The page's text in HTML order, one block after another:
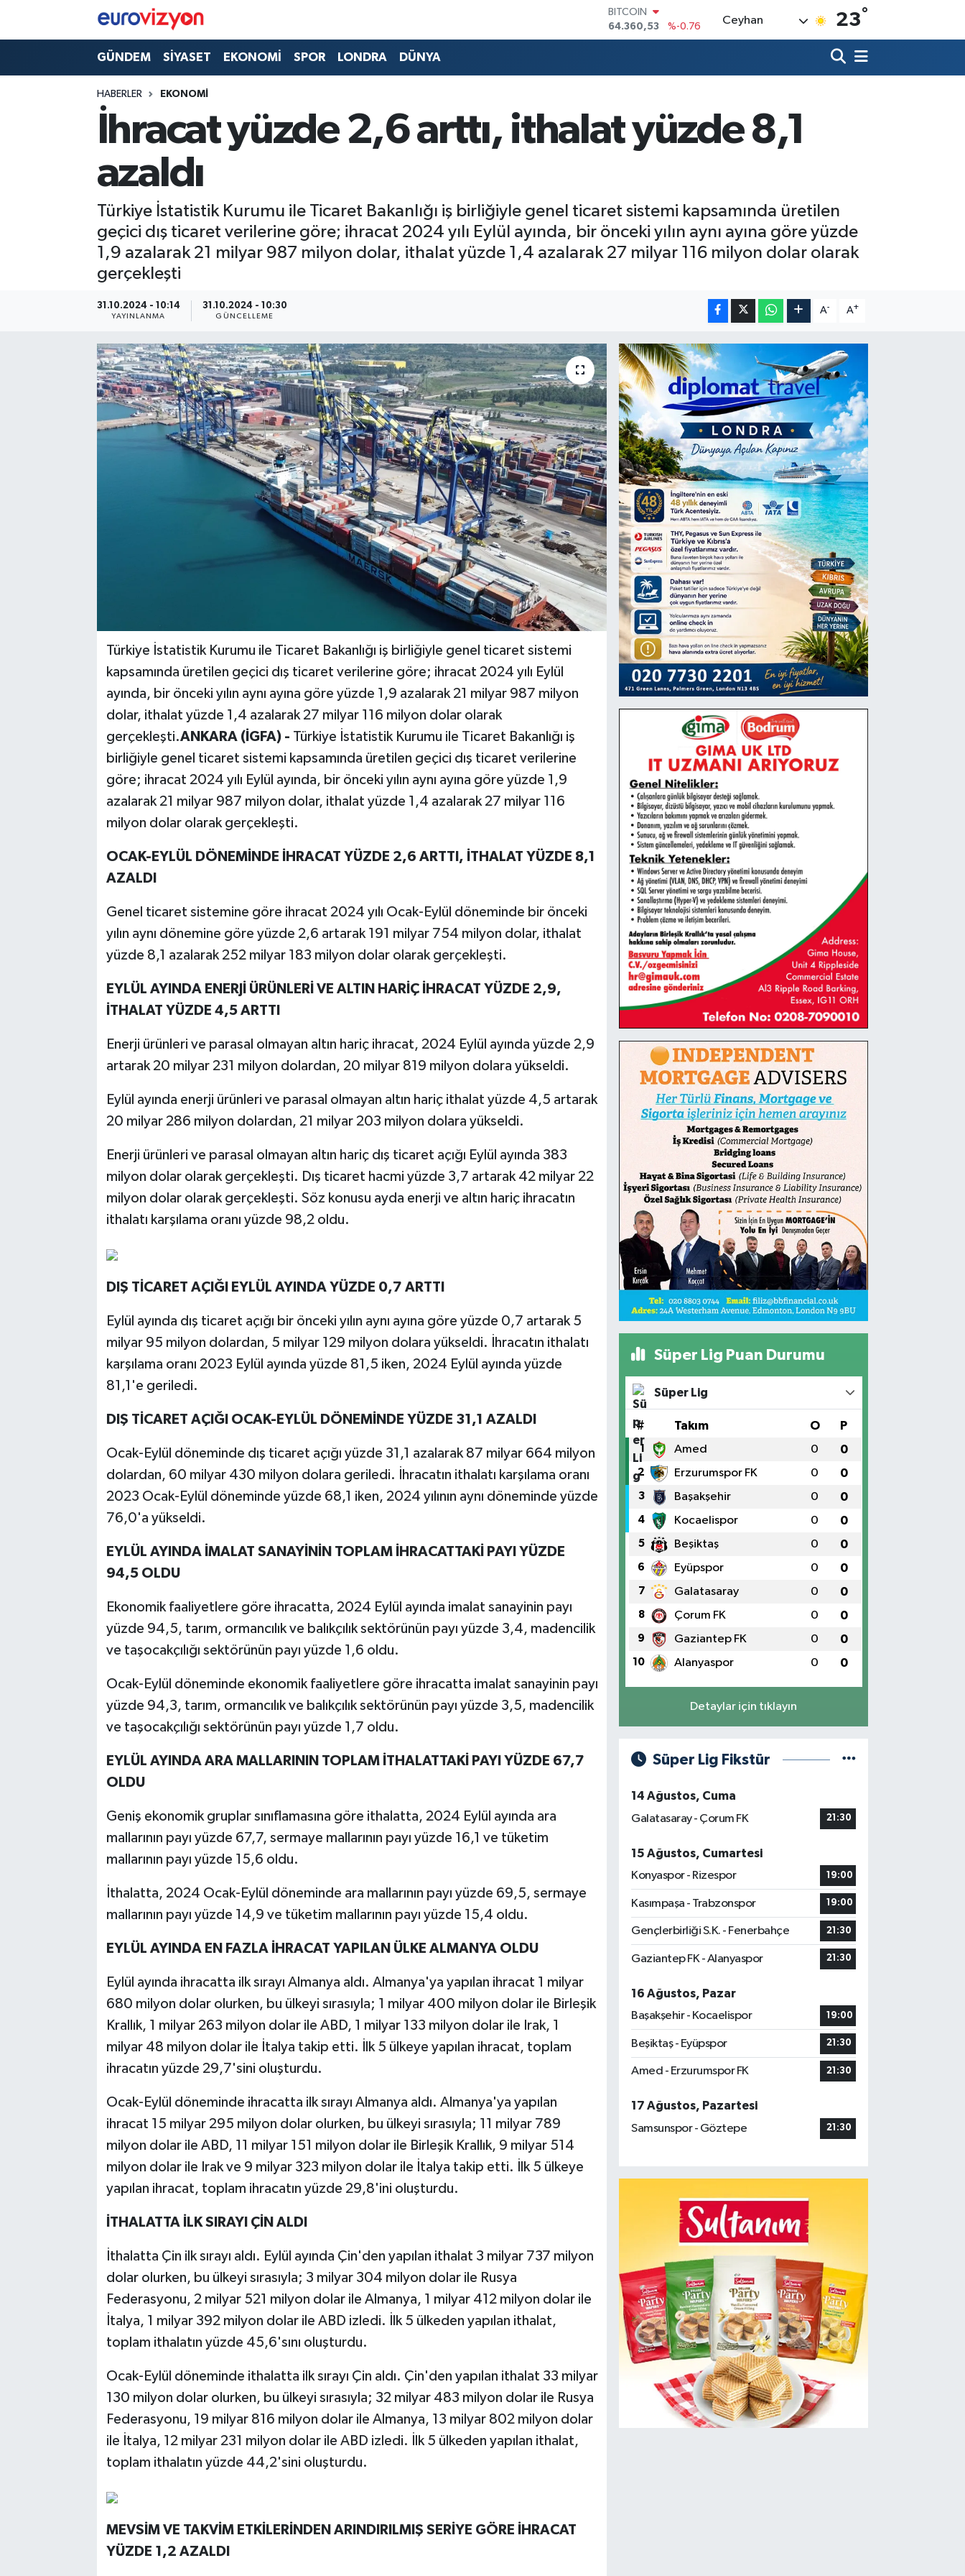
DOLAR
47,7069
%0.17
EURO
%2.12
BİST100
13.887
%64
Ceyhan 23°
GÜNDEM SİYASET EKONOMİ SPOR LONDRA DÜNYA
HABERLER EKONOMİ
İhracat yüzde 2,6 arttı, ithalat yüzde 8,1
azaldı
Türkiye İstatistik Kurumu ile Ticaret Bakanlığı iş birliğiyle genel ticaret sistemi kapsamında üretilen
geçici dış ticaret verilerine göre; ihracat 2024 yılı Eylül ayında, bir önceki yılın aynı ayına göre yüzde
1,9 azalarak 21 milyar 987 milyon dolar, ithalat yüzde 1,4 azalarak 27 milyar 116 milyon dolar olarak
gerçekleşti
31.10.2024 - 10:14
YAYINLANMA
31.10.2024 - 10:30
GÜNCELLEME
A- A+
Türkiye İstatistik Kurumu ile Ticaret Bakanlığı iş birliğiyle genel ticaret sistemi
kapsamında üretilen geçici dış ticaret verilerine göre; ihracat 2024 yılı Eylül
ayında, bir önceki yılın aynı ayına göre yüzde 1,9 azalarak 21 milyar 987 milyon
dolar, ithalat yüzde 1,4 azalarak 27 milyar 116 milyon dolar olarak
gerçekleşti.ANKARA (İGFA) - Türkiye İstatistik Kurumu ile Ticaret Bakanlığı iş
birliğiyle genel ticaret sistemi kapsamında üretilen geçici dış ticaret verilerine
göre; ihracat 2024 yılı Eylül ayında, bir önceki yılın aynı ayına göre yüzde 1,9
azalarak 21 milyar 987 milyon dolar, ithalat yüzde 1,4 azalarak 27 milyar 116
milyon dolar olarak gerçekleşti.
OCAK-EYLÜL DÖNEMİNDE İHRACAT YÜZDE 2,6 ARTTI, İTHALAT YÜZDE 8,1
AZALDI
Genel ticaret sistemine göre ihracat 2024 yılı Ocak-Eylül döneminde bir önceki
yılın aynı dönemine göre yüzde 2,6 artarak 191 milyar 754 milyon dolar, ithalat
yüzde 8,1 azalarak 252 milyar 183 milyon dolar olarak gerçekleşti.
EYLÜL AYINDA ENERJİ ÜRÜNLERİ VE ALTIN HARİÇ İHRACAT YÜZDE 2,9,
İTHALAT YÜZDE 4,5 ARTTI
Enerji ürünleri ve parasal olmayan altın hariç ihracat, 2024 Eylül ayında yüzde 2,9
artarak 20 milyar 231 milyon dolardan, 20 milyar 819 milyon dolara yükseldi.
Eylül ayında enerji ürünleri ve parasal olmayan altın hariç ithalat yüzde 4,5 artarak
20 milyar 286 milyon dolardan, 21 milyar 203 milyon dolara yükseldi.
Enerji ürünleri ve parasal olmayan altın hariç dış ticaret açığı Eylül ayında 383
milyon dolar olarak gerçekleşti. Dış ticaret hacmi yüzde 3,7 artarak 42 milyar 22
milyon dolar olarak gerçekleşti. Söz konusu ayda enerji ve altın hariç ihracatın
ithalatı karşılama oranı yüzde 98,2 oldu.
DIŞ TİCARET AÇIĞI EYLÜL AYINDA YÜZDE 0,7 ARTTI
Eylül ayında dış ticaret açığı bir önceki yılın aynı ayına göre yüzde 0,7 artarak 5
milyar 95 milyon dolardan, 5 milyar 129 milyon dolara yükseldi. İhracatın ithalatı
karşılama oranı 2023 Eylül ayında yüzde 81,5 iken, 2024 Eylül ayında yüzde
81,1'e geriledi.
DIŞ TİCARET AÇIĞI OCAK-EYLÜL DÖNEMİNDE YÜZDE 31,1 AZALDI
Ocak-Eylül döneminde dış ticaret açığı yüzde 31,1 azalarak 87 milyar 664 milyon
dolardan, 60 milyar 430 milyon dolara geriledi. İhracatın ithalatı karşılama oranı
2023 Ocak-Eylül döneminde yüzde 68,1 iken, 2024 yılının aynı döneminde yüzde
76,0'a yükseldi.
EYLÜL AYINDA İMALAT SANAYİNİN TOPLAM İHRACATTAKİ PAYI YÜZDE
94,5 OLDU
Ekonomik faaliyetlere göre ihracatta, 2024 Eylül ayında imalat sanayinin payı
yüzde 94,5, tarım, ormancılık ve balıkçılık sektörünün payı yüzde 3,4, madencilik
ve taşocakçılığı sektörünün payı yüzde 1,6 oldu.
Ocak-Eylül döneminde ekonomik faaliyetlere göre ihracatta imalat sanayinin payı
yüzde 94,3, tarım, ormancılık ve balıkçılık sektörünün payı yüzde 3,5, madencilik
ve taşocakçılığı sektörünün payı yüzde 1,7 oldu.
EYLÜL AYINDA ARA MALLARININ TOPLAM İTHALATTAKİ PAYI YÜZDE 67,7
OLDU
Geniş ekonomik gruplar sınıflamasına göre ithalatta, 2024 Eylül ayında ara
mallarının payı yüzde 67,7, sermaye mallarının payı yüzde 16,1 ve tüketim
mallarının payı yüzde 15,6 oldu.
İthalatta, 2024 Ocak-Eylül döneminde ara mallarının payı yüzde 69,5, sermaye
mallarının payı yüzde 14,9 ve tüketim mallarının payı yüzde 15,4 oldu.
EYLÜL AYINDA EN FAZLA İHRACAT YAPILAN ÜLKE ALMANYA OLDU
Eylül ayında ihracatta ilk sırayı Almanya aldı. Almanya'ya yapılan ihracat 1 milyar
680 milyon dolar olurken, bu ülkeyi sırasıyla; 1 milyar 400 milyon dolar ile Birleşik
Krallık, 1 milyar 263 milyon dolar ile ABD, 1 milyar 133 milyon dolar ile Irak, 1
milyar 48 milyon dolar ile İtalya takip etti. İlk 5 ülkeye yapılan ihracat, toplam
ihracatın yüzde 29,7'sini oluşturdu.
Ocak-Eylül döneminde ihracatta ilk sırayı Almanya aldı. Almanya'ya yapılan
ihracat 15 milyar 295 milyon dolar olurken, bu ülkeyi sırasıyla; 11 milyar 789
milyon dolar ile ABD, 11 milyar 151 milyon dolar ile Birleşik Krallık, 9 milyar 514
milyon dolar ile Irak ve 9 milyar 323 milyon dolar ile İtalya takip etti. İlk 5 ülkeye
yapılan ihracat, toplam ihracatın yüzde 29,8'ini oluşturdu.
İTHALATTA İLK SIRAYI ÇİN ALDI
İthalatta Çin ilk sırayı aldı. Eylül ayında Çin'den yapılan ithalat 3 milyar 737 milyon
dolar olurken, bu ülkeyi sırasıyla; 3 milyar 304 milyon dolar ile Rusya
Federasyonu, 2 milyar 521 milyon dolar ile Almanya, 1 milyar 412 milyon dolar ile
İtalya, 1 milyar 392 milyon dolar ile ABD izledi. İlk 5 ülkeden yapılan ithalat,
toplam ithalatın yüzde 45,6'sını oluşturdu.
Ocak-Eylül döneminde ithalatta ilk sırayı Çin aldı. Çin'den yapılan ithalat 33 milyar
130 milyon dolar olurken, bu ülkeyi sırasıyla; 32 milyar 483 milyon dolar ile Rusya
Federasyonu, 19 milyar 816 milyon dolar ile Almanya, 13 milyar 802 milyon dolar
ile İtalya, 12 milyar 231 milyon dolar ile ABD izledi. İlk 5 ülkeden yapılan ithalat,
toplam ithalatın yüzde 44,2'sini oluşturdu.
MEVSİM VE TAKVİM ETKİLERİNDEN ARINDIRILMIŞ SERİYE GÖRE İHRACAT
YÜZDE 1,2 AZALDI
Süper Lig Puan Durumu
Süper Lig
# Takım O P
1 Amed 0 0
2 Erzurumspor FK 0 0
3 Başakşehir 0 0
4 Kocaelispor 0 0
5 Beşiktaş 0 0
6 Eyüpspor 0 0
7 Galatasaray 0 0
8 Çorum FK 0 0
9 Gaziantep FK 0 0
10 Alanyaspor 0 0
Detaylar için tıklayın
Süper Lig Fikstür
14 Ağustos, Cuma
Galatasaray - Çorum FK
21:30
15 Ağustos, Cumartesi
Konyaspor - Rizespor
19:00
Kasımpaşa - Trabzonspor 19:00
Gençlerbirliği S.K. - Fenerbahçe 21:30
Gaziantep FK - Alanyaspor 21:30
16 Ağustos, Pazar
Başakşehir - Kocaelispor
19:00
Beşiktaş - Eyüpspor 21:30
Amed - Erzurumspor FK 21:30
17 Ağustos, Pazartesi
Samsunspor - Göztepe
21:30